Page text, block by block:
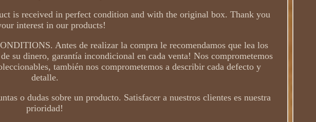
is received in perfect condition and with the original box. Thank you
interest in our products!
Antes de realizar la compra le recomendamos que lea los
su dinero, garantía incondicional en cada venta! Nos comprometemos
también nos comprometemos a describir cada defecto y
detalle.
o dudas sobre un producto. Satisfacer a nuestros clientes es nuestra
prioridad!